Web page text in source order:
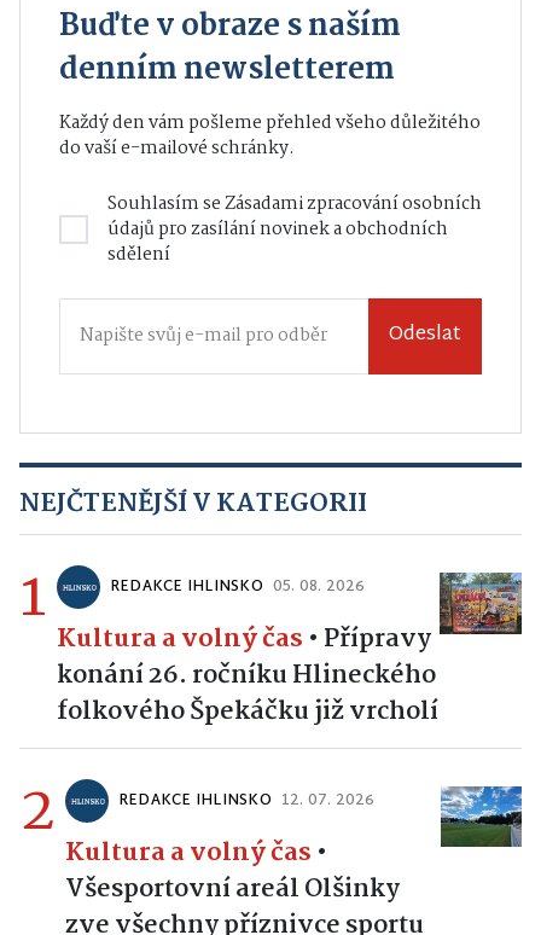
Buďte v obraze s naším
denním newsletterem
Každý den vám pošleme přehled všeho důležitého
do vaší e-mailové schránky.
Souhlasím seZásadami zpracování osobních
údajůpro zasílání novinek a obchodních
sdělení
Odeslat
NEJČTENĚJŠÍ V KATEGORII
1 REDAKCE IHLINSKO 05. 08. 2026
Kultura a volný čas • Přípravy
konání 26. ročníku Hlineckého
folkového Špekáčku již vrcholí
2 REDAKCE IHLINSKO 12. 07. 2026
Kultura a volný čas •
Všesportovní areál Olšinky
zve všechny příznivce sportu